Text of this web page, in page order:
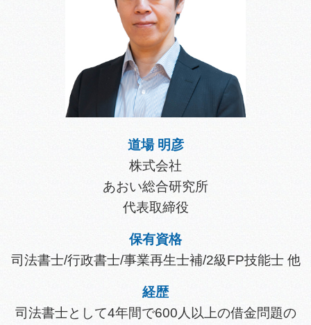
道場 明彦
株式会社
あおい総合研究所
代表取締役
保有資格
司法書士/行政書士/事業再生士補/2級FP技能士 他
経歴
司法書士として4年間で600人以上の借金問題の